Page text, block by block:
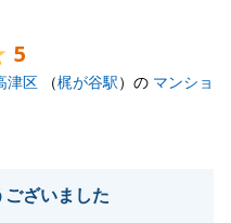
5
津区 （梶が谷駅）の マンショ
ございました